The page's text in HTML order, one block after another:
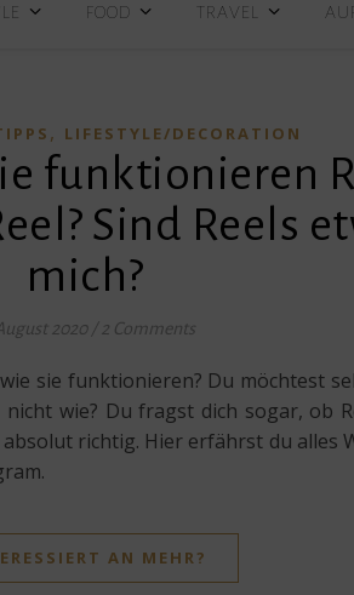
FOOD TRAVEL
, LIFESTYLE/DECORATION
funktionieren
Sind Reels
mich?
2020 / 2 Comments
sie funktionieren? Du möchtest
wie? Du fragst dich sogar, ob
richtig. Hier erfährst du alles
AN MEHR?